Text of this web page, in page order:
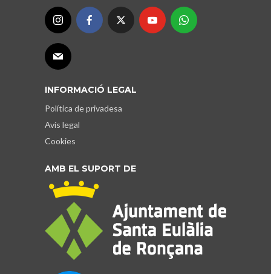
INFORMACIÓ LEGAL
Política de privadesa
Avís legal
Cookies
AMB EL SUPORT DE